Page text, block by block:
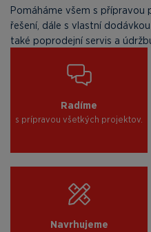
Pomáháme všem s přípravou
řešení, dále s vlastní
také poprodejní servis a
Radíme
s prípravou všetkých projektov.
Navrhujeme